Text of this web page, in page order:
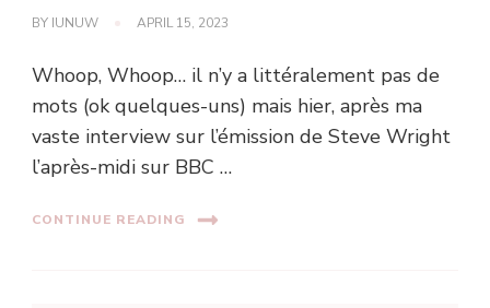
BY IUNUW APRIL 15, 2023
Whoop, Whoop… il n’y a littéralement pas de
mots (ok quelques-uns) mais hier, après ma
vaste interview sur l’émission de Steve Wright
l’après-midi sur BBC …
CONTINUE READING